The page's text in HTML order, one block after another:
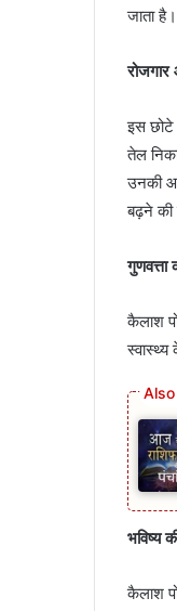
जाता है।
इस छोटे
तेल
उनकी
बढ़ने की
गुणवत्ता
कैलाश
स्वास्थ्य
भविष्य
कैलाश